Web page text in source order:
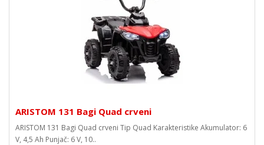
ARISTOM 131 Bagi Quad crveni
ARISTOM 131 Bagi Quad crveni Tip Quad Karakteristike Akumulator: 6
V, 4,5 Ah Punjač: 6 V, 10..